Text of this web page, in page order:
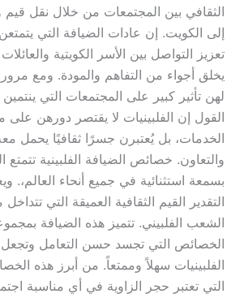
الثقافي بين المجتمعات من خلال نقل قيم
إلى الكويت. إن عادات الضيافة التي
تعزيز التواصل بين الأسر الكويتية والعائلات
يخلق أجواء من التفاهم والمودة. ومع
لهن تأثير كبير على المجتمعات التي ينتمين
القول إن الفلبينيات لا يقتصر دورهن على
الخدمات، بل يُعتبرن جسرًا ثقافيًا يحمل
والتعاون. خصائص الضيافة الفلبينية تتمتع
بسمعة استثنائية في جميع أنحاء العالم،.
التقدير القيم الثقافية العميقة التي تتداخل
الشعب الفلبيني. تتميز هذه الضيافة
الخصائص التي تجسد حسن التعامل وتجعل
الفلبينيات سهلاً وممتعاً. من أبرز هذه
التي تعتبر حجر الزاوية في أي مناسبة